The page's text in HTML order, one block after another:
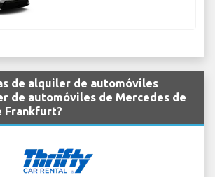
de alquiler de automóviles
de automóviles de Mercedes de
Frankfurt?